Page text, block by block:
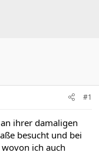
#1
ihrer damaligen
besucht und bei
ich auch